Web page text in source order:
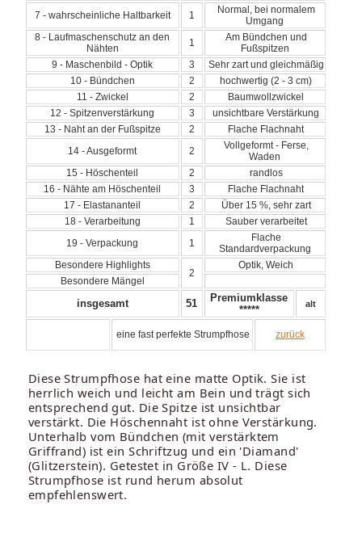
7 - wahrscheinliche Haltbarkeit 1
Normal, bei normalem
Umgang
8 - Laufmaschenschutz an den
Nähten
1
Am Bündchen und
Fußspitzen
9 - Maschenbild - Optik
3
Sehr zart und gleichmäßig
10 - Bündchen
2
hochwertig (2 - 3 cm)
11 - Zwickel
2
Baumwollzwickel
12 - Spitzenverstärkung
3
unsichtbare Verstärkung
13 - Naht an der Fußspitze
2
Flache Flachnaht
14 - Ausgeformt
2
Vollgeformt - Ferse,
Waden
15 - Höschenteil
2
randlos
16 - Nähte am Höschenteil
3
Flache Flachnaht
17 - Elastananteil
2
Über 15 %, sehr zart
18 - Verarbeitung
1
Sauber verarbeitet
19 - Verpackung
1
Flache
Standardverpackung
Besondere Highlights
2
Optik, Weich
Besondere Mängel
insgesamt 51
Premiumklasse
*****
alt
eine fast perfekte Strumpfhose zurück
Diese Strumpfhose hat eine matte Optik. Sie ist
herrlich weich und leicht am Bein und trägt sich
entsprechend gut. Die Spitze ist unsichtbar
verstärkt. Die Höschennaht ist ohne Verstärkung.
Unterhalb vom Bündchen (mit verstärktem
Griffrand) ist ein Schriftzug und ein 'Diamand'
(Glitzerstein). Getestet in Größe IV - L. Diese
Strumpfhose ist rund herum absolut
empfehlenswert.